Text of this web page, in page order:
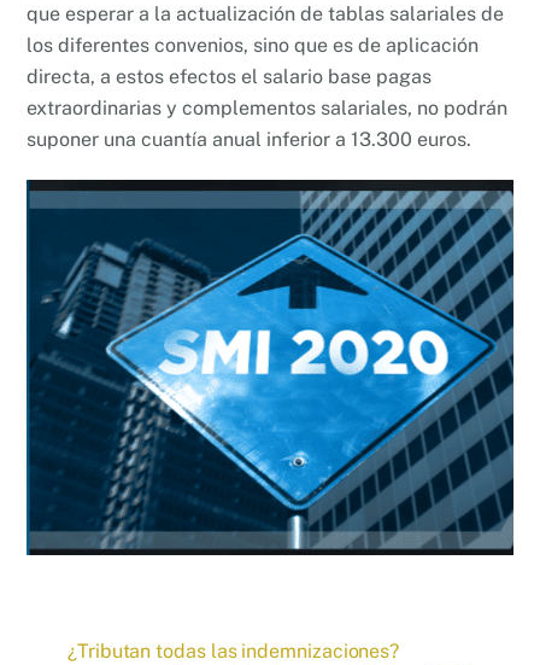
que esperar a la actualización de tablas salariales de
los diferentes convenios, sino que es de aplicación
directa, a estos efectos el salario base pagas
extraordinarias y complementos salariales, no podrán
suponer una cuantía anual inferior a 13.300 euros.
¿Tributan todas las indemnizaciones?